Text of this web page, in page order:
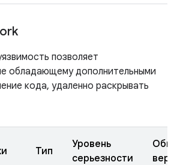
позволяет
обладающему дополнительными
кода, удаленно раскрывать
Тип
Уровень
серьезности